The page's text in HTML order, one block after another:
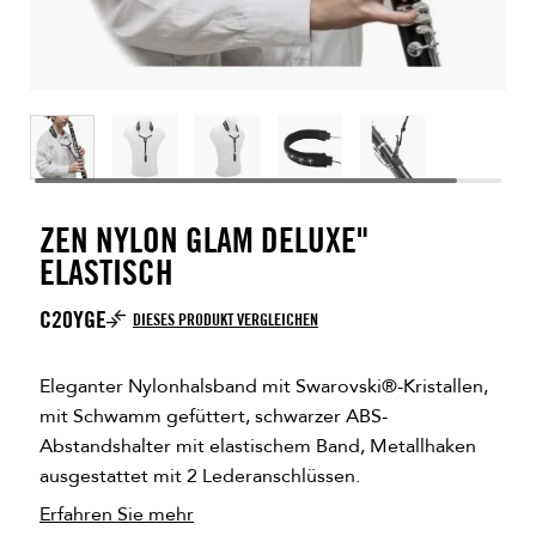
ZEN NYLON GLAM DELUXE"
ELASTISCH
C20YGE DIESES PRODUKT VERGLEICHEN
Eleganter Nylonhalsband mit Swarovski®-Kristallen,
mit Schwamm gefüttert, schwarzer ABS-
Abstandshalter mit elastischem Band, Metallhaken
ausgestattet mit 2 Lederanschlüssen.
Erfahren Sie mehr